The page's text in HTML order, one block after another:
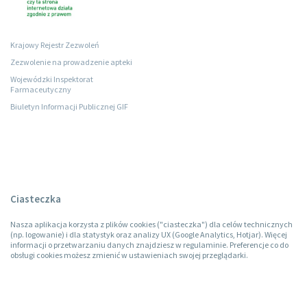
Krajowy Rejestr Zezwoleń
Zezwolenie na prowadzenie apteki
Wojewódzki Inspektorat
Farmaceutyczny
Biuletyn Informacji Publicznej GIF
Ciasteczka
Nasza aplikacja korzysta z plików cookies ("ciasteczka") dla celów technicznych
(np. logowanie) i dla statystyk oraz analizy UX (Google Analytics, Hotjar). Więcej
informacji o przetwarzaniu danych znajdziesz w regulaminie. Preferencje co do
obsługi cookies możesz zmienić w ustawieniach swojej przeglądarki.